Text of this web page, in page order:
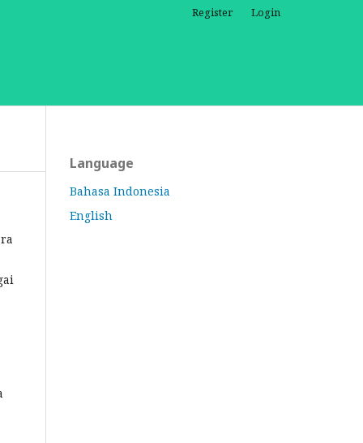
Register Login
Language
Bahasa Indonesia
English